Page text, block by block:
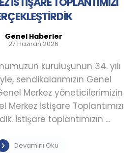
Genel Haberler
27 Haziran 2026
kuruluşunun 34. yılı
sendikalarımızın Genel
Merkez yöneticilerimizin
Merkez İstişare Toplantımızı
İstişare toplantımızın ...
Devamını Oku